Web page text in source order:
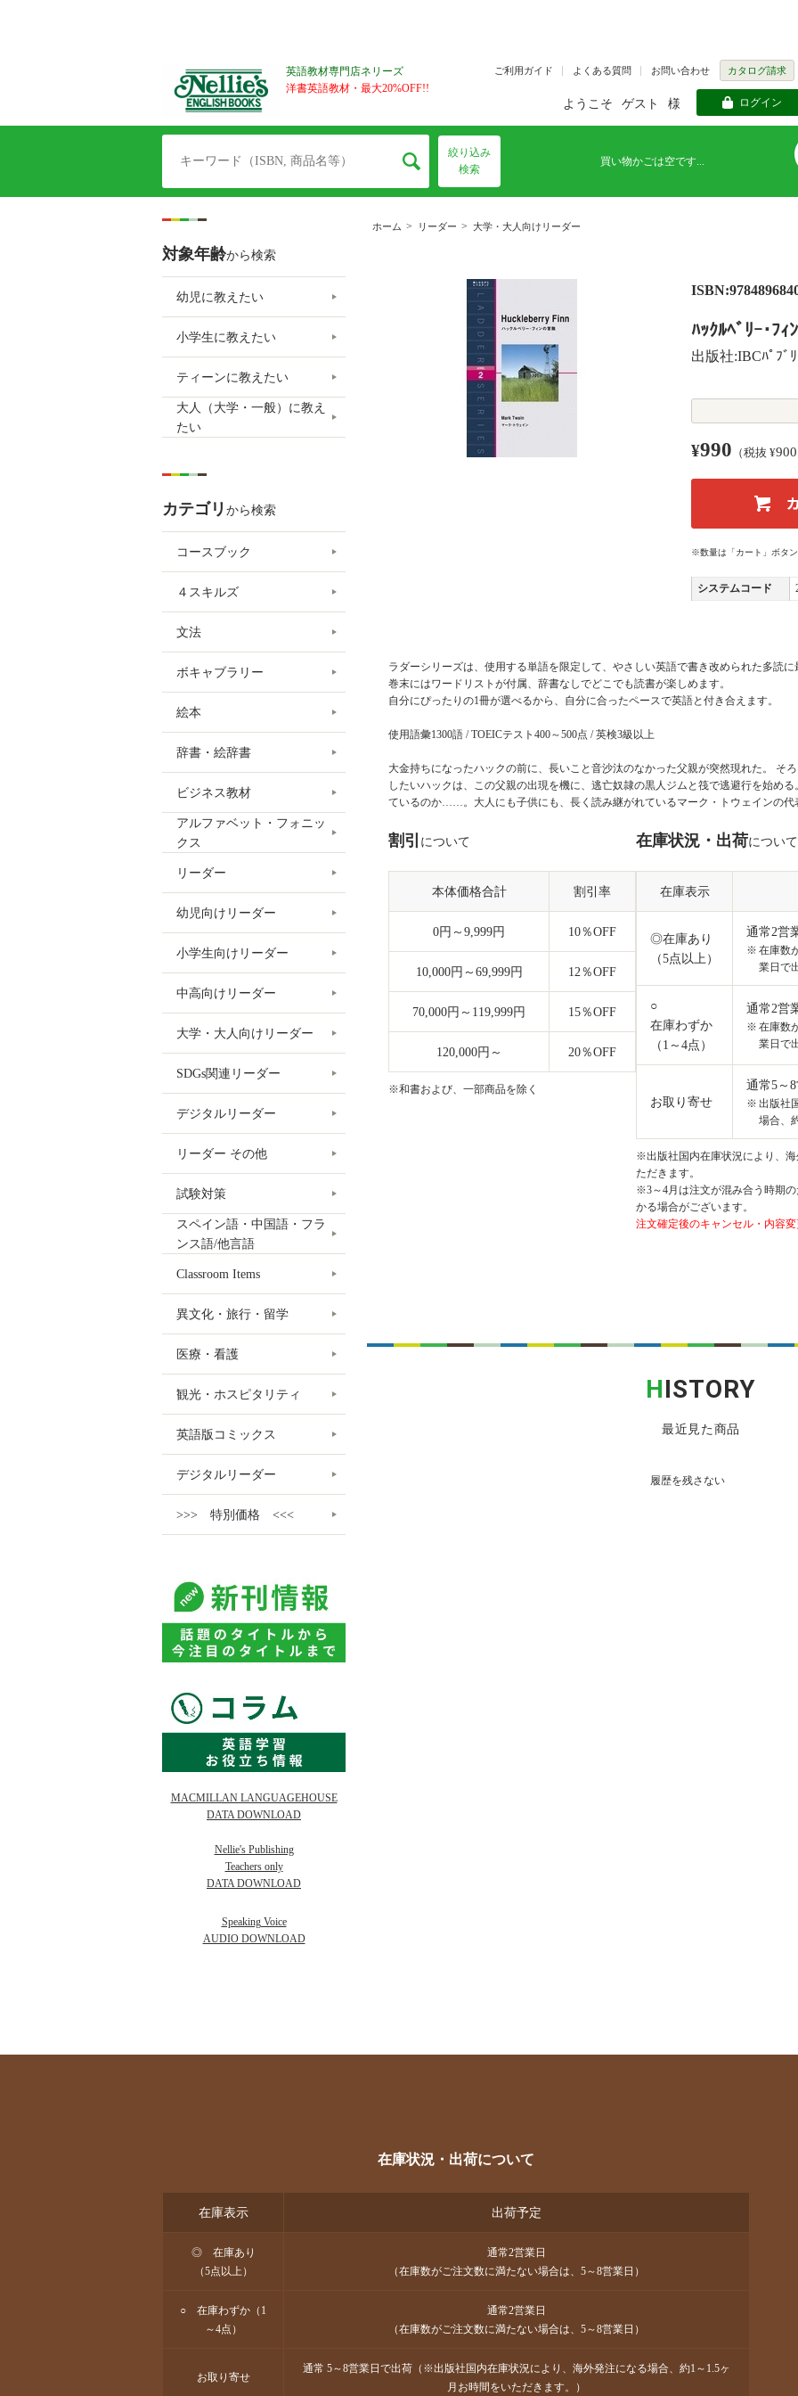
英語教材専門店ネリーズ
洋書英語教材・最大20%OFF!!
ご利用ガイド よくある質問 お問い合わせ カタログ請求
ようこそ ゲスト 様 ログイン
絞り込み
検索
買い物かごは空です...
ホーム > リーダー > 大学・大人向けリーダー
ﾊｯｸﾙﾍﾞﾘｰ･ﾌｨ
出版社:IBCﾊﾟﾌﾞﾘ
¥990 （税抜 ¥900
※数量は「カート」ボタン
システムコード
ラダーシリーズは、使用する単語を限定して、やさしい英語で書き改められた多読に
巻末にはワードリストが付属、辞書なしでどこでも読書が楽しめます。
自分にぴったりの1冊が選べるから、自分に合ったペースで英語と付き合えます。
使用語彙1300語 / TOEICテスト400～500点 / 英検3級以上
大金持ちになったハックの前に、長いこと音沙汰のなかった父親が突然現れた。 そ
したいハックは、この父親の出現を機に、逃亡奴隷の黒人ジムと筏で逃避行を始め
ているのか……。大人にも子供にも、長く読み継がれているマーク・トウェインの代
割引 について
本体価格合計 割引率
0円～9,999円 10％OFF
10,000円～69,999円 12％OFF
70,000円～119,999円 15％OFF
120,000円～ 20％OFF
※和書および、一部商品を除く
在庫状況・出荷について
在庫表示
◎在庫あり
（5点以上）
通常2営
在庫数
業日で
○
在庫わずか
（1～4点）
通常2営
在庫数
業日で
お取り寄せ
通常5～
出版社
場合、
※出版社国内在庫状況により、
ただきます。
※3～4月は注文が混み合う時期
かる場合がございます。
注文確定後のキャンセル・内容変
HISTORY
最近見た商品
履歴を残さない
対象年齢から検索
幼児に教えたい
小学生に教えたい
ティーンに教えたい
大人（大学・一般）に教え
たい
カテゴリ から検索
コースブック
４スキルズ
文法
ボキャブラリー
絵本
辞書・絵辞書
ビジネス教材
アルファベット・フォニッ
クス
リーダー
幼児向けリーダー
小学生向けリーダー
中高向けリーダー
大学・大人向けリーダー
SDGs関連リーダー
デジタルリーダー
リーダー その他
試験対策
スペイン語・中国語・フラ
ンス語/他言語
Classroom Items
異文化・旅行・留学
医療・看護
観光・ホスピタリティ
英語版コミックス
デジタルリーダー
>>> 特別価格 <<<
MACMILLAN LANGUAGEHOUSE
DATA DOWNLOAD
Nellie's Publishing
Teachers only
DATA DOWNLOAD
Speaking Voice
AUDIO DOWNLOAD
在庫状況・出荷について
在庫表示 出荷予定
◎ 在庫あり
（5点以上）
通常2営業日
（在庫数がご注文数に満たない場合は、5～8営業日）
○ 在庫わずか（1
～4点）
通常2営業日
（在庫数がご注文数に満たない場合は、5～8営業日）
お取り寄せ
通常 5～8営業日で出荷（※出版社国内在庫状況により、海外発注になる場合、約1～1.5ヶ
月お時間をいただきます。）